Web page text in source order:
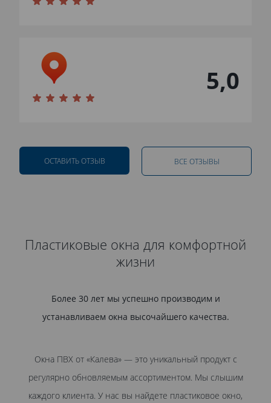
5,0
ОСТАВИТЬ ОТЗЫВ ВСЕ ОТЗЫВЫ
Пластиковые окна для комфортной
жизни
Более 30 лет мы успешно производим и
устанавливаем окна высочайшего качества.
Окна ПВХ от «Калева» — это уникальный продукт с
регулярно обновляемым ассортиментом. Мы слышим
каждого клиента. У нас вы найдете пластиковое окно,